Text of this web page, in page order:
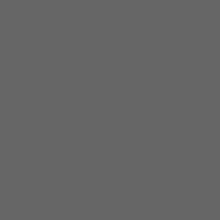
je na nasze zlecenie,
danych na podstawie
zbierane są przez naszych
ich przetwarzania. Możesz
praw wymienionych
podstawie prawnej.
umów o ich świadczenie